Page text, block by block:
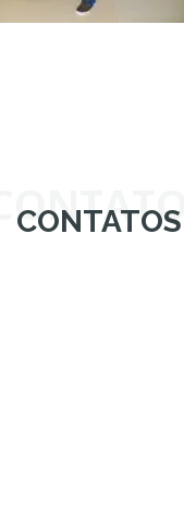
CONTATOS
CONTATOS